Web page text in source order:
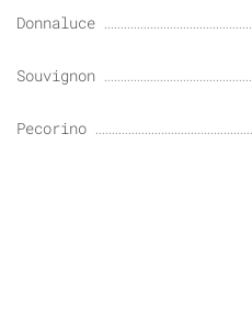
Donnaluce
Souvignon
Pecorino